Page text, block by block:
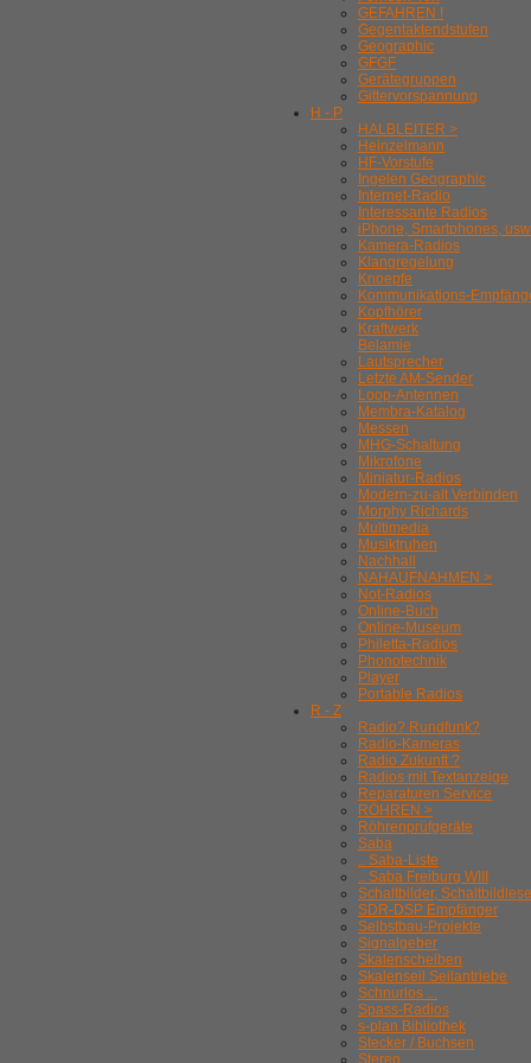
GEFAHREN !
Gegentaktendstufen
Geographic
GFGF
Gerätegruppen
Gittervorspannung
H - P
HALBLEITER >
Heinzelmann
HF-Vorstufe
Ingelen Geographic
Internet-Radio
Interessante Radios
iPhone, Smartphones,
Kamera-Radios
Klangregelung
Knoepfe
Kommunikations-
Kopfhörer
Kraftwerk
Belamie
Lautsprecher
Letzte AM-Sender
Loop-Antennen
Membra-Katalog
Messen
MHG-Schaltung
Mikrofone
Miniatur-Radios
Modern-zu-alt Verbinden
Morphy Richards
Multimedia
Musiktruhen
Nachhall
NAHAUFNAHMEN >
Not-Radios
Online-Buch
Online-Museum
Philetta-Radios
Phonotechnik
Player
Portable Radios
R - Z
Radio? Rundfunk?
Radio-Kameras
Radio Zukunft ?
Radios mit Textanzeige
Reparaturen Service
RÖHREN >
Röhrenprüfgeräte
Saba
.. Saba-Liste
.. Saba Freiburg WIII
Schaltbilder,
SDR-DSP Empfänger
Selbstbau-Projekte
Signalgeber
Skalenscheiben
Skalenseil Seilantriebe
Schnurlos ...
Spass-Radios
s-plan Bibliothek
Stecker / Buchsen
Stereo